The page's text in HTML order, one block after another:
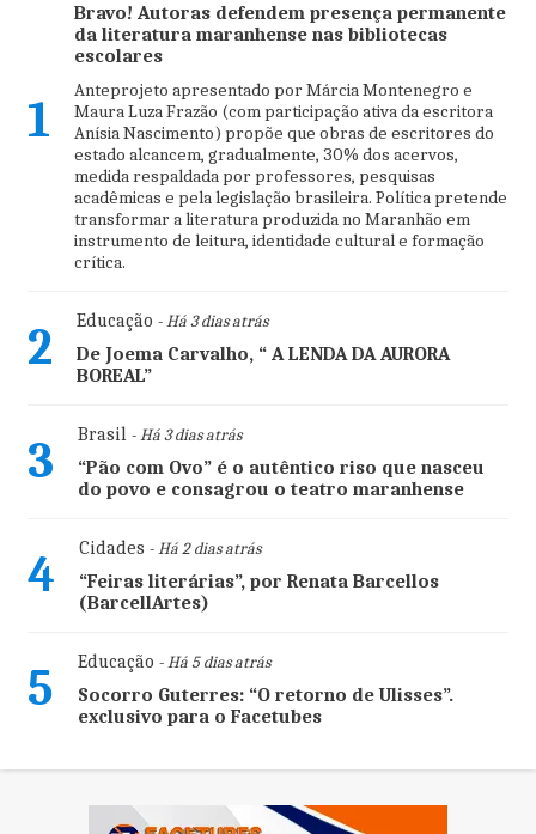
1
Bravo! Autoras defendem presença permanente
da literatura maranhense nas bibliotecas
escolares
Anteprojeto apresentado por Márcia Montenegro e
Maura Luza Frazão (com participação ativa da escritora
Anísia Nascimento) propõe que obras de escritores do
estado alcancem, gradualmente, 30% dos acervos,
medida respaldada por professores, pesquisas
acadêmicas e pela legislação brasileira. Política pretende
transformar a literatura produzida no Maranhão em
instrumento de leitura, identidade cultural e formação
crítica.
2 Educação - Há 3 dias atrás
De Joema Carvalho, “ A LENDA DA AURORA
BOREAL”
3 Brasil- Há 3 dias atrás
“Pão com Ovo” é o autêntico riso que nasceu
do povo e consagrou o teatro maranhense
4 Cidades - Há 2 dias atrás
“Feiras literárias”, por Renata Barcellos
(BarcellArtes)
5 Educação - Há 5 dias atrás
Socorro Guterres: “O retorno de Ulisses”.
exclusivo para o Facetubes